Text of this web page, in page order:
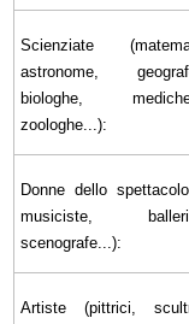
Scienziate
astronome,
biologhe,
zoologhe...):
Donne dello
musiciste,
scenografe...):
Artiste (pittrici,